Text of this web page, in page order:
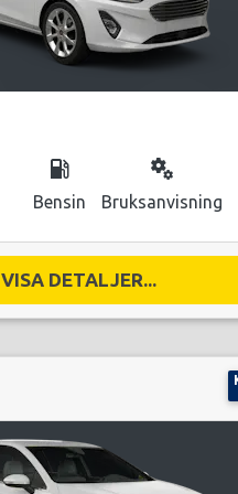
local_gas_station
Bensin
miscellaneous_services
Bruksanvisning
VISA DETALJER...